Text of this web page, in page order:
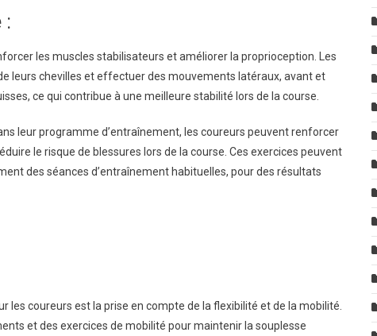
:
les muscles stabilisateurs et améliorer la proprioception. Les
leurs chevilles et effectuer des mouvements latéraux, avant et
ce qui contribue à une meilleure stabilité lors de la course.
leur programme d’entraînement, les coureurs peuvent renforcer
le risque de blessures lors de la course. Ces exercices peuvent
des séances d’entraînement habituelles, pour des résultats
les coureurs est la prise en compte de la flexibilité et de la mobilité.
et des exercices de mobilité pour maintenir la souplesse